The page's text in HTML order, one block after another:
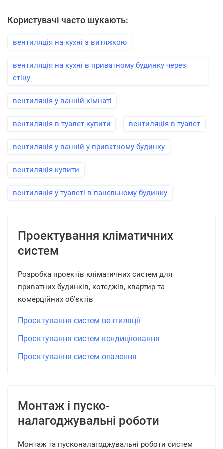
Користувачі часто шукають:
вентиляція на кухні з витяжкою
вентиляція на кухні в приватному будинку через
стіну
вентиляція у ванній кімнаті
вентиляція в туалет купити вентиляція в туалет
вентиляція у ванній у приватному будинку
вентиляція купити
вентиляція у туалеті в панельному будинку
Проектування кліматичних
систем
Розробка проектів кліматичних систем для
приватних будинків, котеджів, квартир та
комерційних об'єктів
Проєктування систем вентиляції
Проєктування систем кондиціювання
Проєктування систем опалення
Монтаж і пуско-
налагоджувальні роботи
Монтаж та пусконалагоджувальні роботи систем